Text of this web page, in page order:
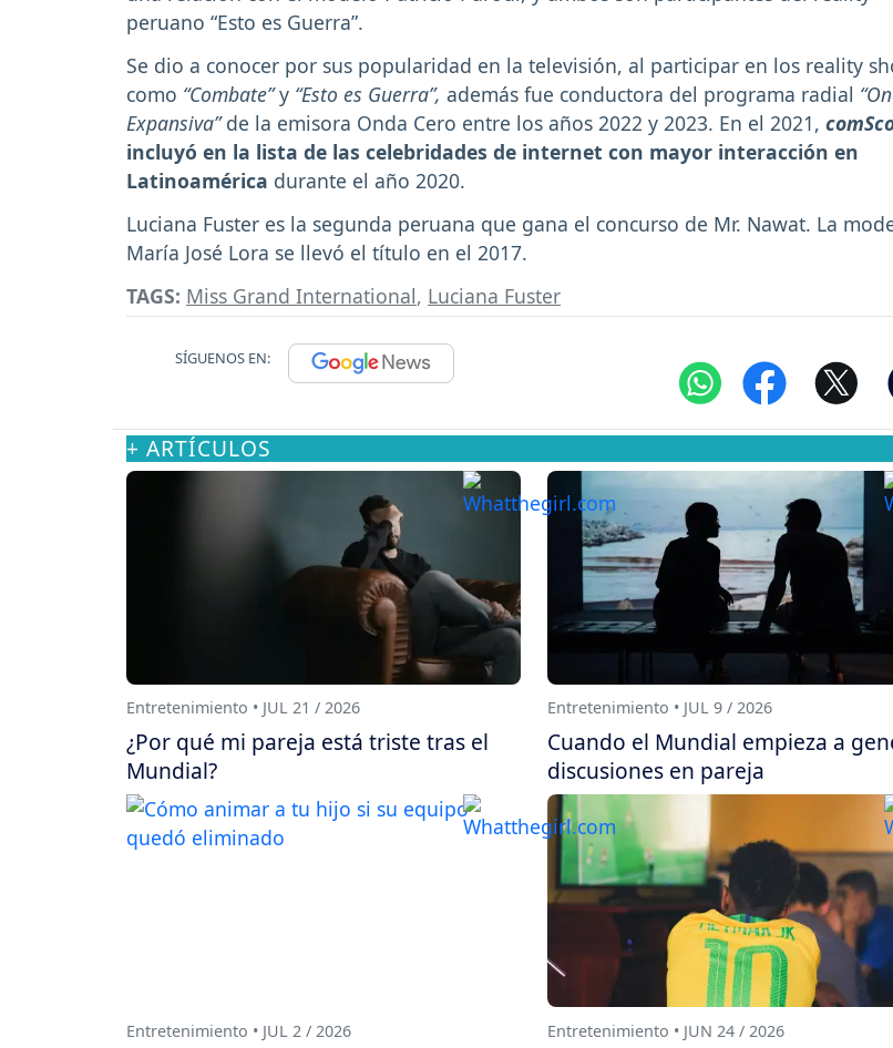
peruano “Esto es Guerra”.
Se dio a conocer por sus popularidad en la televisión, al participar en los reality
como “Combate”y “Esto es Guerra”, además fue conductora del programa radial
Expansiva”de la emisora Onda Cero entre los años 2022 y 2023. En el 2021,
incluyó en la lista de las celebridades de internet con mayor interacción en
Latinoamérica durante el año 2020.
Luciana Fuster es la segunda peruana que gana el concurso de Mr. Nawat. La
María José Lora se llevó el título en el 2017.
TAGS: Miss Grand International, Luciana Fuster
SÍGUENOS EN:
+ ARTÍCULOS
Entretenimiento • JUL 21 / 2026
¿Por qué mi pareja está triste tras el
Mundial?
Entretenimiento • JUL 9 / 2026
Cuando el Mundial empieza a
discusiones en pareja
Entretenimiento • JUL 2 / 2026 Entretenimiento • JUN 24 / 2026